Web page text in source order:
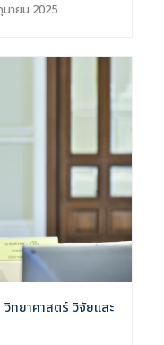
นายน 2025
ทยาศาสตร์ วิจัยและ